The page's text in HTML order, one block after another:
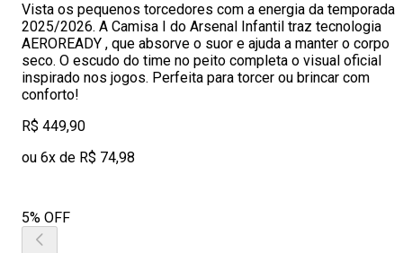
Vista os pequenos torcedores com a energia da temporada
2025/2026. A Camisa I do Arsenal Infantil traz tecnologia
AEROREADY , que absorve o suor e ajuda a manter o corpo
seco. O escudo do time no peito completa o visual oficial
inspirado nos jogos. Perfeita para torcer ou brincar com
conforto!
R$ 449,90
ou 6x de R$ 74,98
5% OFF